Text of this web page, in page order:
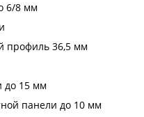
6/8 мм
профиль 36,5 мм
до 15 мм
панели до 10 мм